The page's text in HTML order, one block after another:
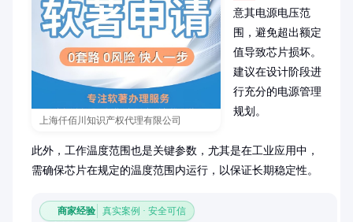
上海仟佰川知识产权代理有限公司
意其电源电压范
围，避免超出额定
值导致芯片损坏。
建议在设计阶段进
行充分的电源管理
规划。
此外，工作温度范围也是关键参数，尤其是在工业应用中，
需确保芯片在规定的温度范围内运行，以保证长期稳定性。
商家经验 真实案例 · 安全可信